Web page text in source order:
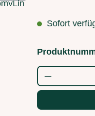
Sofort
Produkt